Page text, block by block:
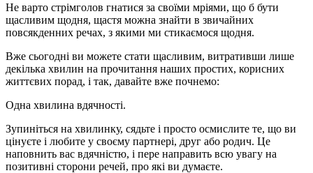
Не варто стрімголов гнатися за своїми мріями, що б бути
щасливим щодня, щастя можна знайти в звичайних
повсякденних речах, з якими ми стикаємося щодня.
Вже сьогодні ви можете стати щасливим, витративши лише
декілька хвилин на прочитання наших простих, корисних
життєвих порад, і так, давайте вже почнемо:
Одна хвилина вдячності.
Зупиніться на хвилинку, сядьте і просто осмислите те, що ви
цінуєте і любите у своєму партнері, друг або родич. Це
наповнить вас вдячністю, і пере направить всю увагу на
позитивні сторони речей, про які ви думаєте.